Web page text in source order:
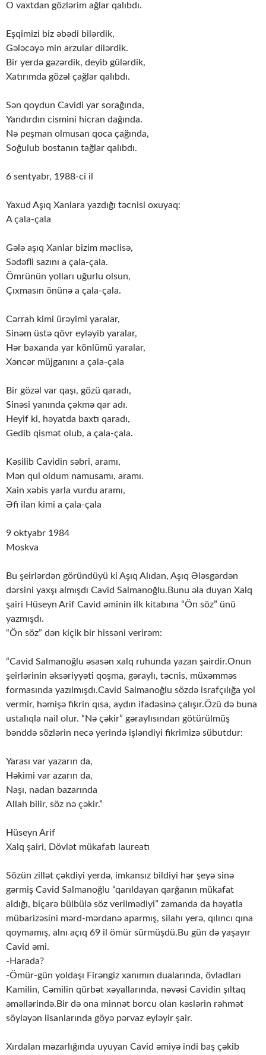
O vaxtdan gözlərim ağlar qalıbdı.
Eşqimizi biz əbədi bilərdik,
Gələcəyə min arzular dilərdik.
Bir yerdə gəzərdik, deyib gülərdik,
Xatırımda gözəl çağlar qalıbdı.
Sən qoydun Cavidi yar sorağında,
Yandırdın cismini hicran dağında.
Nə peşman olmusan qoca çağında,
Soğulub bostanın tağlar qalıbdı.
6 sentyabr, 1988-ci il
Yaxud Aşıq Xanlara yazdığı təcnisi oxuyaq:
A çala-çala
Gələ aşıq Xanlar bizim məclisə,
Sədəfli sazını a çala-çala.
Ömrünün yolları uğurlu olsun,
Çıxmasın önünə a çala-çala.
Cərrah kimi ürəyimi yaralar,
Sinəm üstə qövr eyləyib yaralar,
Hər baxanda yar könlümü yaralar,
Xəncər müjganını a çala-çala
Bir gözəl var qaşı, gözü qaradı,
Sinəsi yanında çəkmə qar adı.
Heyif ki, həyatda baxtı qaradı,
Gedib qismət olub, a çala-çala.
Kəsilib Cavidin səbri, aramı,
Mən qul oldum namusamı, aramı.
Xain xəbis yarla vurdu aramı,
Əfi ilan kimi a çala-çala
9 oktyabr 1984
Moskva
Bu şeirlərdən göründüyü ki Aşıq Alıdan, Aşıq Ələsgərdən
dərsini yaxşı almışdı Cavid Salmanoğlu.Bunu əla duyan Xalq
şairi Hüseyn Arif Cavid əminin ilk kitabına “Ön söz” ünü
yazmışdı.
“Ön söz” dən kiçik bir hissəni verirəm:
“Cavid Salmanoğlu əsasən xalq ruhunda yazan şairdir.Onun
şeirlərinin əksəriyyəti qoşma, gəraylı, təcnis, müxəmməs
formasında yazılmışdı.Cavid Salmanoğlu sözdə israfçılığa yol
vermir, həmişə fikrin qısa, aydın ifadəsinə çalışır.Özü də buna
ustalıqla nail olur. “Nə çəkir” gəraylısından götürülmüş
bənddə sözlərin necə yerində işləndiyi fikrimizə sübutdur:
Yarası var yazarın da,
Həkimi var azarın da,
Naşı, nadan bazarında
Allah bilir, söz nə çəkir.”
Hüseyn Arif
Xalq şairi, Dövlət mükafatı laureatı
Sözün zillət çəkdiyi yerdə, imkansız bildiyi hər şeyə sinə
gərmiş Cavid Salmanoğlu “qarıldayan qarğanın mükafat
aldığı, biçarə bülbülə söz verilmədiyi” zamanda da həyatla
mübarizəsini mərd-mərdanə aparmış, silahı yerə, qılıncı qına
qoymamış, alnı açıq 69 il ömür sürmüşdü.Bu gün də yaşayır
Cavid əmi.
-Harada?
-Ömür-gün yoldaşı Firəngiz xanımın dualarında, övladları
Kamilin, Cəmilin qürbət xəyallarında, nəvəsi Cavidin şıltaq
əməllərində.Bir də ona minnət borcu olan kəslərin rəhmət
söyləyən lisanlarında göyə pərvaz eyləyir şair.
Xırdalan məzarlığında uyuyan Cavid əmiyə indi baş çəkib